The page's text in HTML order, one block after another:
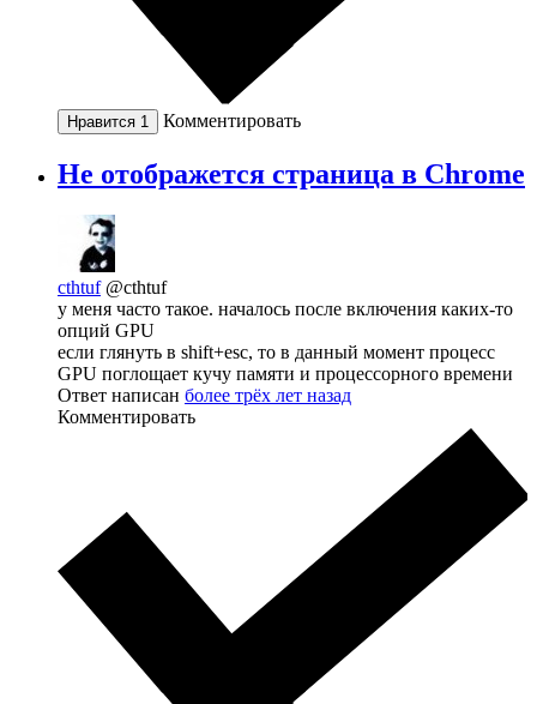
Нравится 1 Комментировать
Не отображется страница в Chrome
cthtuf @cthtuf
у меня часто такое. началось после включения каких-то
опций GPU
если глянуть в shift+esc, то в данный момент процесс
GPU поглощает кучу памяти и процессорного времени
Ответ написан более трёх лет назад
Комментировать